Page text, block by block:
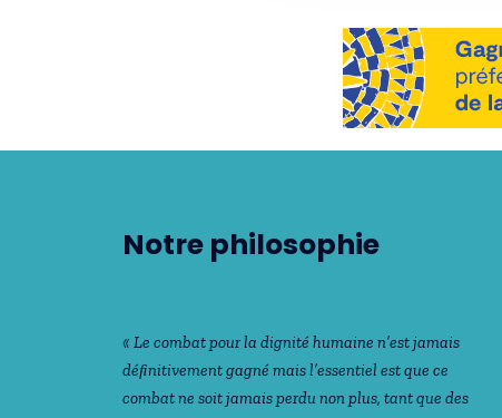
Notre philosophie
« Le combat pour la dignité humaine n’est jamais
déﬁnitivement gagné mais l’essentiel est que ce
combat ne soit jamais perdu non plus, tant que des